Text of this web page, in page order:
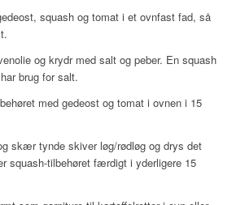
squash og tomat i et ovnfast fad, så
og krydr med salt og peber. En squash
brug for salt.
med gedeost og tomat i ovnen i 15
skær tynde skiver løg/rødløg og drys det
squash-tilbehøret færdigt i yderligere 15